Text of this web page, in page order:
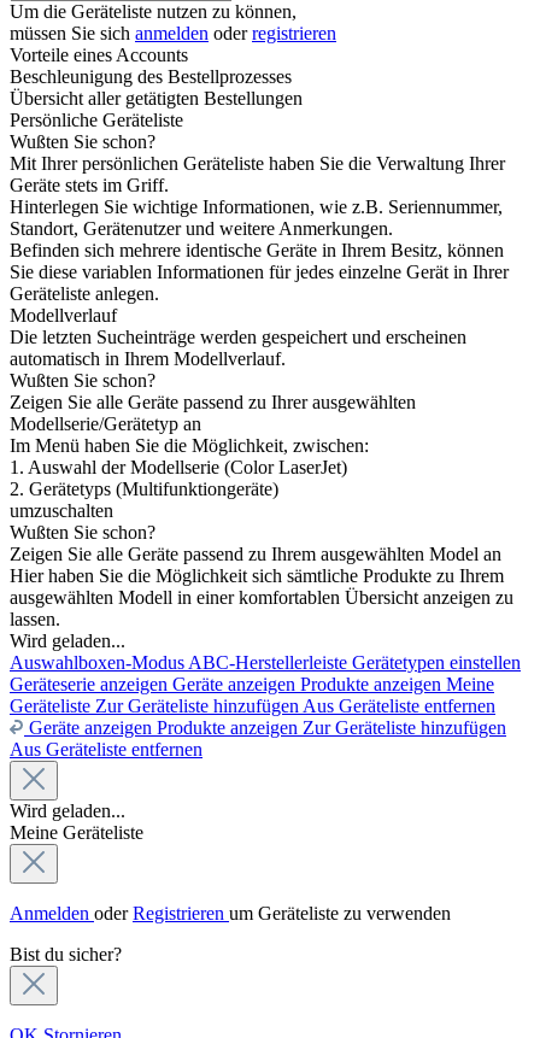
Um die Geräteliste nutzen zu können,
müssen Sie sich anmelden oderregistrieren
Vorteile eines Accounts
Beschleunigung des Bestellprozesses
Übersicht aller getätigten Bestellungen
Persönliche Geräteliste
Wußten Sie schon?
Mit Ihrer persönlichen Geräteliste haben Sie die Verwaltung Ihrer
Geräte stets im Griff.
Hinterlegen Sie wichtige Informationen, wie z.B. Seriennummer,
Standort, Gerätenutzer und weitere Anmerkungen.
Befinden sich mehrere identische Geräte in Ihrem Besitz, können
Sie diese variablen Informationen für jedes einzelne Gerät in Ihrer
Geräteliste anlegen.
Modellverlauf
Die letzten Sucheinträge werden gespeichert und erscheinen
automatisch in Ihrem Modellverlauf.
Wußten Sie schon?
Zeigen Sie alle Geräte passend zu Ihrer ausgewählten
Modellserie/Gerätetyp an
Im Menü haben Sie die Möglichkeit, zwischen:
1. Auswahl der Modellserie (Color LaserJet)
2. Gerätetyps (Multifunktiongeräte)
umzuschalten
Wußten Sie schon?
Zeigen Sie alle Geräte passend zu Ihrem ausgewählten Model an
Hier haben Sie die Möglichkeit sich sämtliche Produkte zu Ihrem
ausgewählten Modell in einer komfortablen Übersicht anzeigen zu
lassen.
Wird geladen...
Auswahlboxen-ModusABC-Herstellerleiste Gerätetypen einstellen
Geräteserie anzeigen Geräte anzeigen Produkte anzeigen Meine
Geräteliste Zur Geräteliste hinzufügenAus Geräteliste entfernen
Geräte anzeigen Produkte anzeigen Zur Geräteliste hinzufügen
Aus Geräteliste entfernen
Wird geladen...
Meine Geräteliste
Anmelden oderRegistrieren um Geräteliste zu verwenden
Bist du sicher?